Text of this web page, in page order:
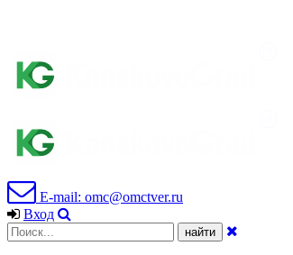
E-mail: omc@omctver.ru
Вход